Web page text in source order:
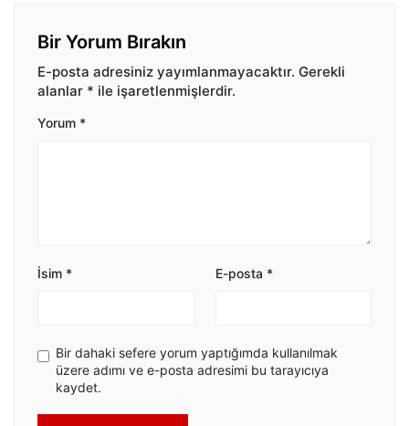
Bir Yorum Bırakın
E-posta adresiniz yayımlanmayacaktır. Gerekli
alanlar * ile işaretlenmişlerdir.
Yorum *
İsim * E-posta *
Bir dahaki sefere yorum yaptığımda kullanılmak
üzere adımı ve e-posta adresimi bu tarayıcıya
kaydet.